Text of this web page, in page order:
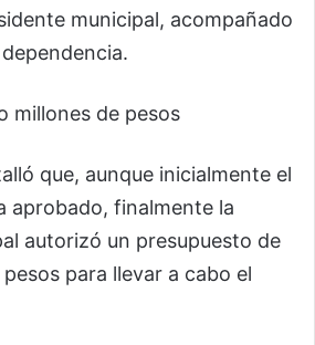
municipal, acompañado
millones de pesos
que, aunque inicialmente el
aprobado, finalmente la
autorizó un presupuesto de
para llevar a cabo el